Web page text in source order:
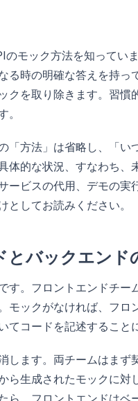
のモック方法を知ってい
る時の明確な答えを持
クを取り除きます。習
。
「方法」は省略し、「
体的な状況、すなわち
ービスの代用、デモの
としてお読みください。
とバックエンド
す。フロントエンドチ
モックがなければ、フ
てコードを記述すること
します。両チームはまず
ら生成されたモックに
ら、フロントエンドはベ